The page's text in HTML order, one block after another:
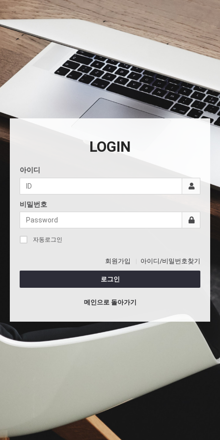
LOGIN
아이디
비밀번호
자동로그인
회원가입 아이디/비밀번호찾기
로그인
메인으로 돌아가기